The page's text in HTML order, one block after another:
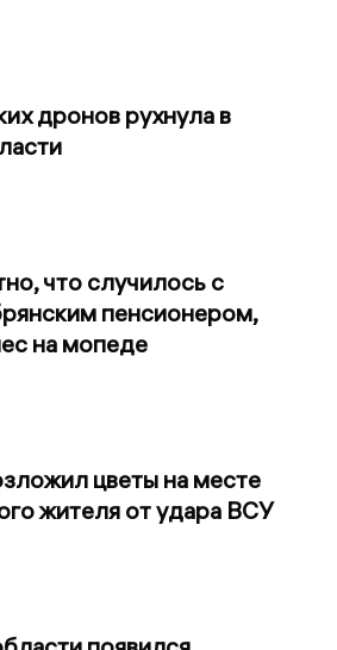
дронов рухнула в
что случилось с
пенсионером,
на мопеде
цветы на месте
жителя от удара ВСУ